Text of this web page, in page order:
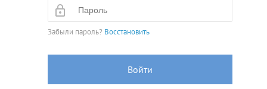
Забыли пароль? Восстановить
Войти